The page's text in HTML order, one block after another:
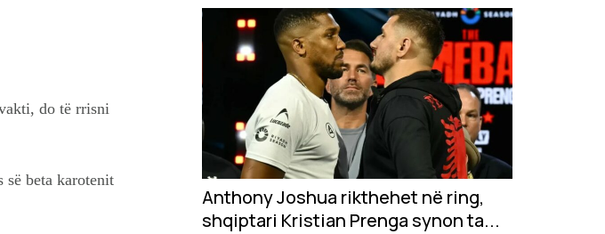
do të rrisni
beta karotenit
Anthony Joshua rikthehet në ring,
shqiptari Kristian Prenga synon ta...